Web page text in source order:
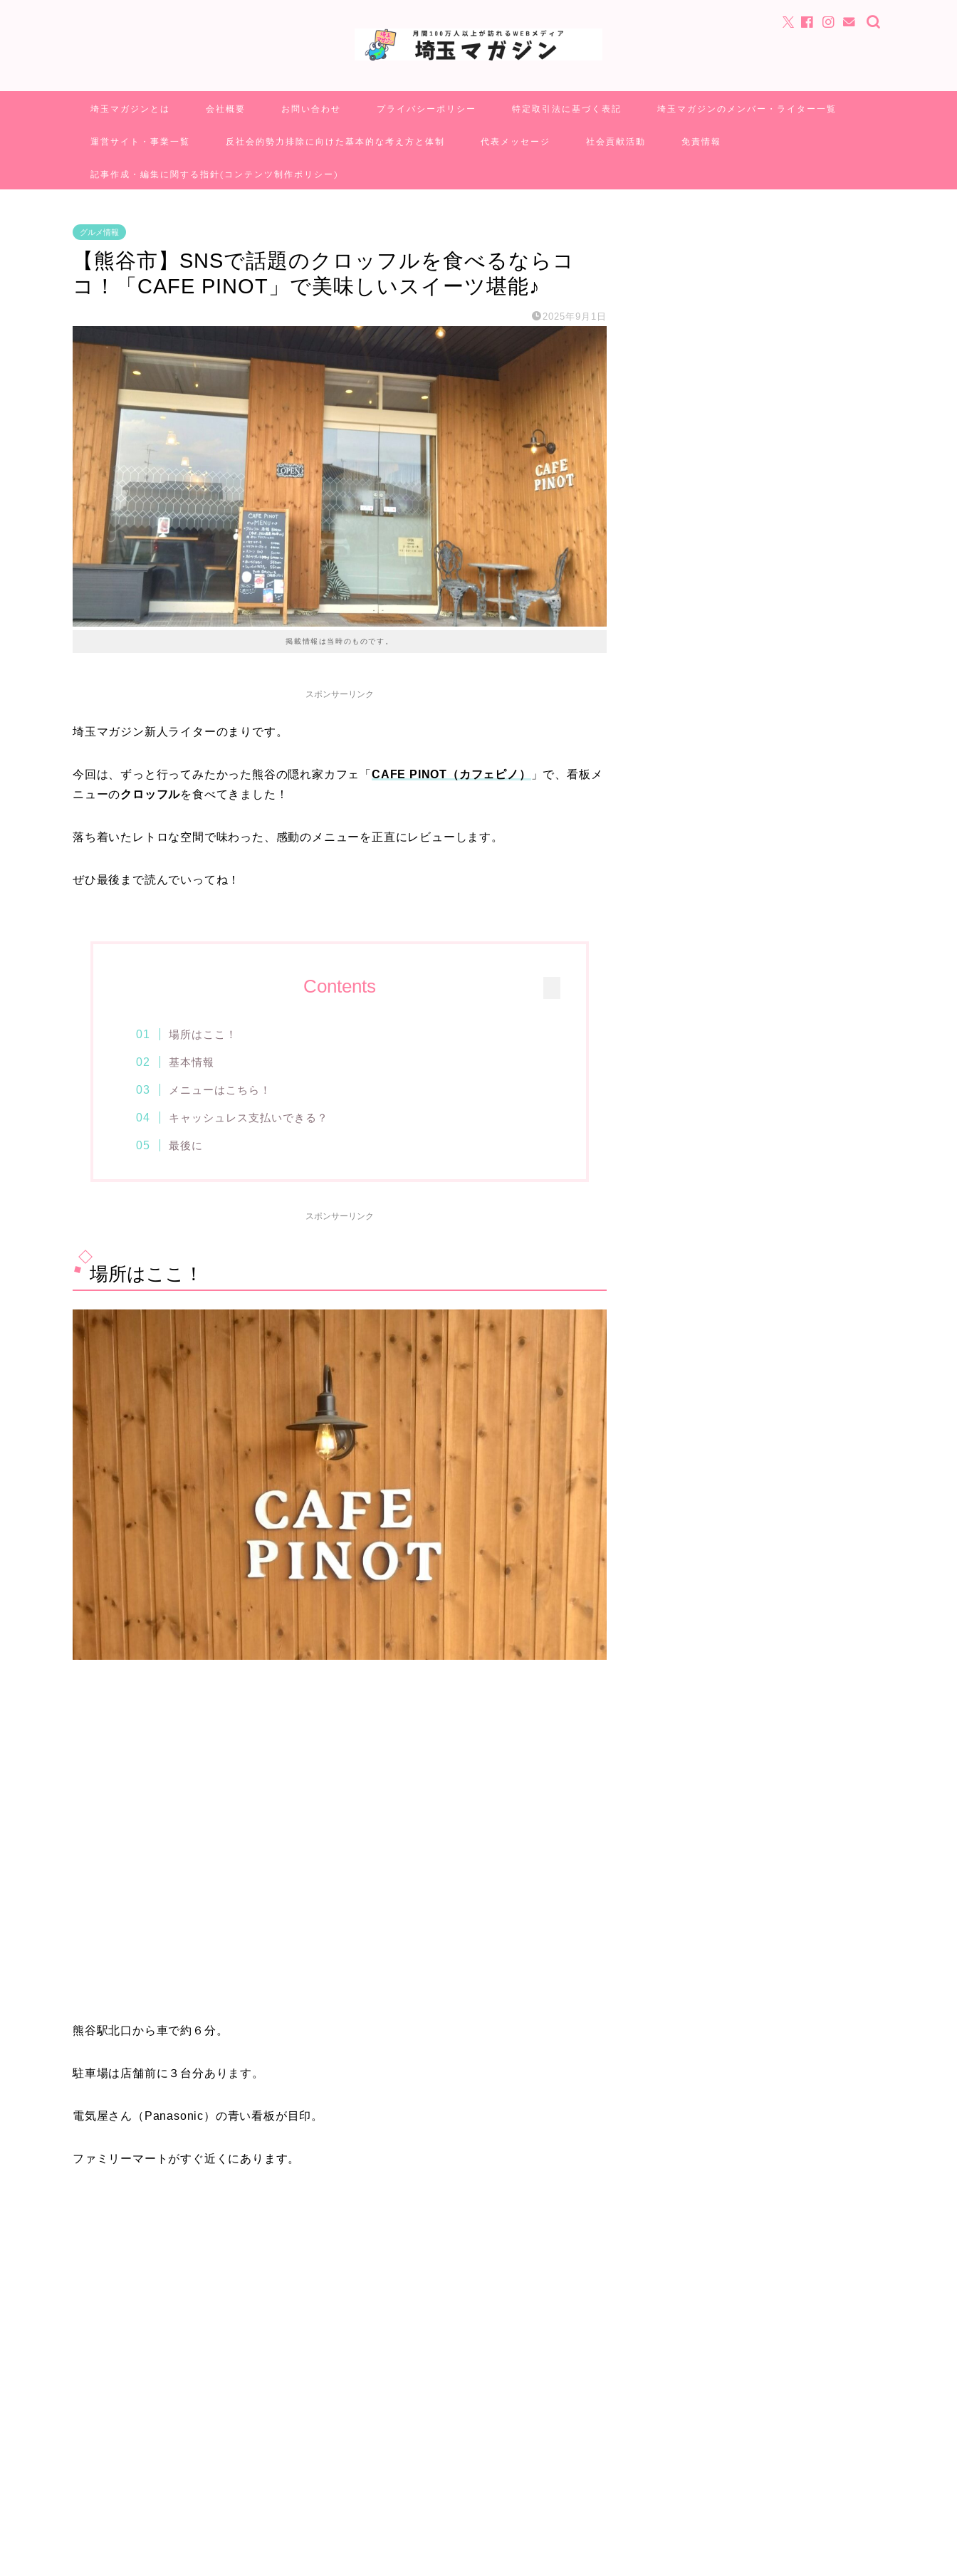
埼玉マガジンとは 会社概要 お問い合わせ プライバシーポリシー 特定取引法に基づく表記 埼玉マガジンのメンバー・ライター一覧
運営サイト・事業一覧 反社会的勢力排除に向けた基本的な考え方と体制 代表メッセージ 社会貢献活動 免責情報
記事作成・編集に関する指針(コンテンツ制作ポリシー)
グルメ情報
【熊谷市】SNSで話題のクロッフルを食べるならコ
コ！「CAFE PINOT」で美味しいスイーツ堪能♪
2025年9月1日
掲載情報は当時のものです。
スポンサーリンク
埼玉マガジン新人ライターのまりです。
今回は、ずっと行ってみたかった熊谷の隠れ家カフェ「 CAFE PINOT（カフェピノ）
」で、看板メ
ニューのクロッフルを食べてきました！
落ち着いたレトロな空間で味わった、感動のメニューを正直にレビューします。
ぜひ最後まで読んでいってね！
Contents
場所はここ！
基本情報
メニューはこちら！
キャッシュレス支払いできる？
最後に
スポンサーリンク
場所はここ！
熊谷駅北口から車で約６分。
駐車場は店舗前に３台分あります。
電気屋さん（Panasonic）の青い看板が目印。
ファミリーマートがすぐ近くにあります。